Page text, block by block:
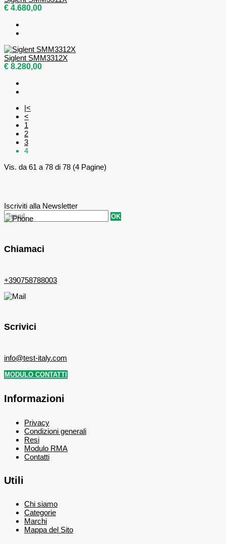
€ 4.680,00
Siglent SMM3312X
€ 8.280,00
|<
<
1
2
3
4
Vis. da 61 a 78 di 78 (4 Pagine)
Iscriviti alla Newsletter
OK
Chiamaci
+390758788003
Scrivici
info@test-italy.com
MODULO CONTATTI
Informazioni
Privacy
Condizioni generali
Resi
Modulo RMA
Contatti
Utili
Chi siamo
Categorie
Marchi
Mappa del Sito